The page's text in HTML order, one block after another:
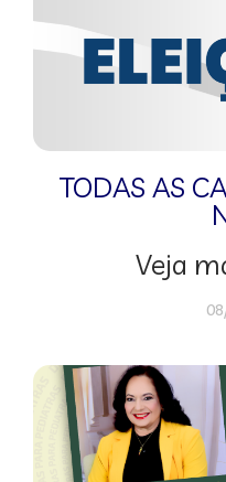
TODAS AS
Veja